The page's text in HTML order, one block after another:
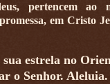
pertencem ao
em Cristo
estrela no
o Senhor. Aleluia.